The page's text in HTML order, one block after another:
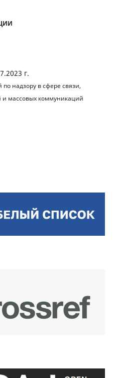
г.
надзору в сфере связи,
массовых коммуникаций